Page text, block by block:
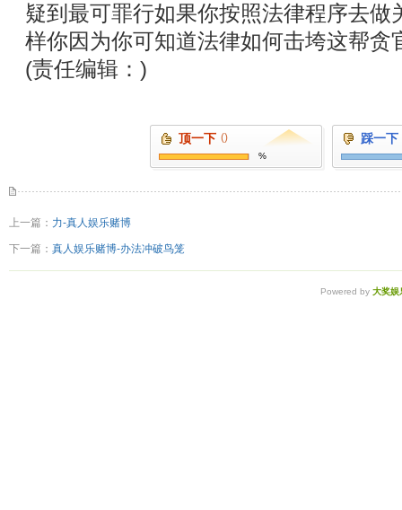
疑到最可罪行如果你按照法律程序去做
样你因为你可知道法律如何击垮这帮贪
(责任编辑：)
顶一下 ()
%
踩一下
上一篇： 力-真人娱乐赌博
下一篇： 真人娱乐赌博-办法冲破鸟笼
Powered by 大奖娱